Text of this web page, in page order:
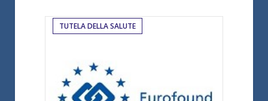
TUTELA DELLA SALUTE